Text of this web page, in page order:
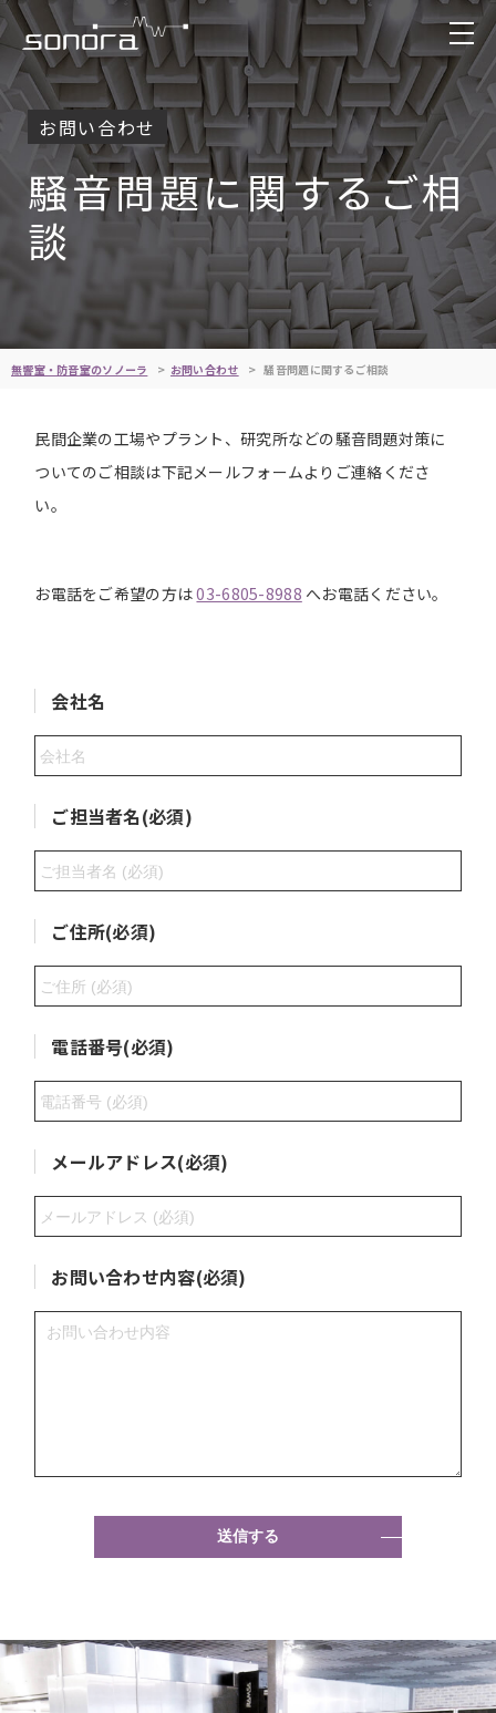
お問い合わせ
騒音問題に関するご相
談
無響室・防音室のソノーラ お問い合わせ 騒音問題に関するご相談
民間企業の工場やプラント、研究所などの騒音問題対策に
ついてのご相談は下記メールフォームよりご連絡くださ
い。
お電話をご希望の方は03-6805-8988 へお電話ください。
会社名
ご担当者名(必須)
ご住所(必須)
電話番号(必須)
メールアドレス(必須)
お問い合わせ内容(必須)